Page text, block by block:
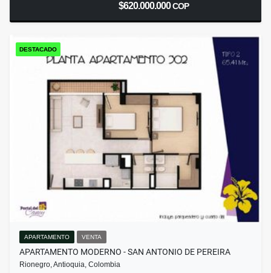
$620.000.000COP
DESTACADO
APARTAMENTO VENTA
APARTAMENTO MODERNO - SAN ANTONIO DE PEREIRA
Rionegro, Antioquia, Colombia